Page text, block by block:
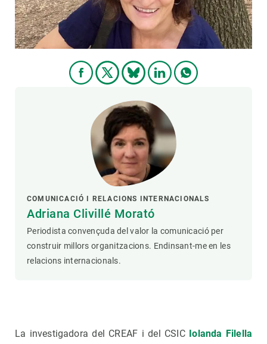
COMUNICACIÓ I RELACIONS INTERNACIONALS
Adriana Clivillé Morató
Periodista convençuda del valor la comunicació per
construir millors organitzacions. Endinsant-me en les
relacions internacionals.
La investigadora del CREAF i del CSIC Iolanda Filella